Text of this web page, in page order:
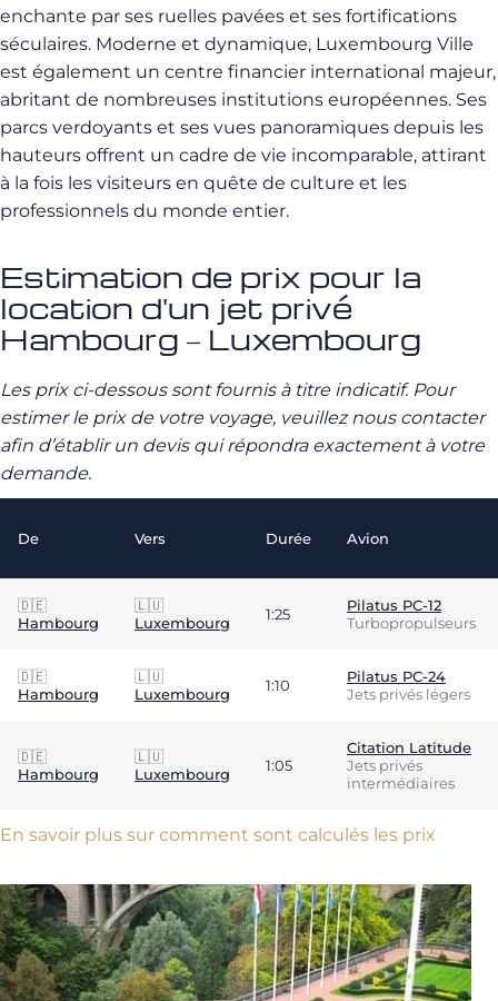
enchante par ses ruelles pavées et ses fortifications
séculaires. Moderne et dynamique, Luxembourg Ville
est également un centre financier international majeur,
abritant de nombreuses institutions européennes. Ses
parcs verdoyants et ses vues panoramiques depuis les
hauteurs offrent un cadre de vie incomparable, attirant
à la fois les visiteurs en quête de culture et les
professionnels du monde entier.
Estimation de prix pour la
location d'un jet privé
Hambourg – Luxembourg
Les prix ci-dessous sont fournis à titre indicatif. Pour
estimer le prix de votre voyage, veuillez nous contacter
afin d’établir un devis qui répondra exactement à votre
demande.
De Vers Durée Avion
🇩🇪
Hambourg
🇱🇺
Luxembourg
1:25
Pilatus PC-12
Turbopropulseurs
🇩🇪
Hambourg
🇱🇺
Luxembourg
1:10
Pilatus PC-24
Jets privés légers
🇩🇪
Hambourg
🇱🇺
Luxembourg
1:05
Citation Latitude
Jets privés
intermédiaires
En savoir plus sur comment sont calculés les prix